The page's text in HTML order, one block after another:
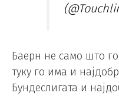
Баерн не само што
туку го има и
Бундеслигата и